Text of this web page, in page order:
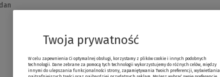
Twoja prywatność
W celu zapewnienia Ci optymalnej obsługi, korzystamy z plików cookie i innych podobnych
technologii. Dane zebrane za pomocą tych technologii wykorzystujemy do różnych celów, między
innymi do ulepszania funkcjonalności strony, zapamiętywania Twoich preferencji, wyświetlania